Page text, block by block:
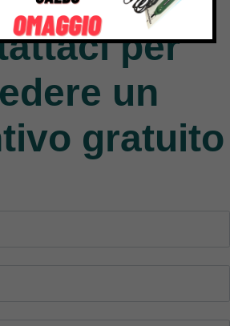
per
un
gratuito